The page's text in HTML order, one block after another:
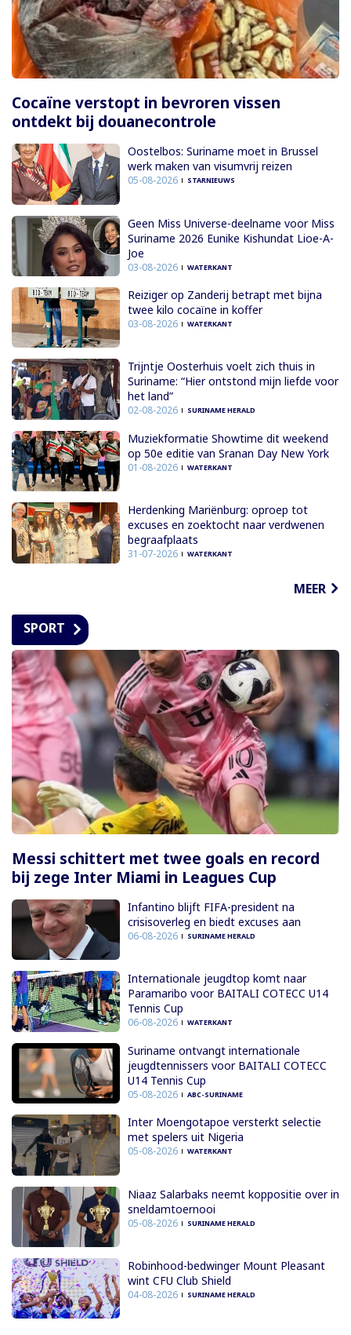
Cocaïne verstopt in bevroren vissen
ontdekt bij douanecontrole
Oostelbos: Suriname moet in Brussel
werk maken van visumvrij reizen
05-08-2026 STARNIEUWS
Geen Miss Universe-deelname voor Miss
Suriname 2026 Eunike Kishundat Lioe-A-
Joe
03-08-2026 WATERKANT
Reiziger op Zanderij betrapt met bijna
twee kilo cocaïne in koffer
03-08-2026 WATERKANT
Trijntje Oosterhuis voelt zich thuis in
Suriname: “Hier ontstond mijn liefde voor
het land”
02-08-2026 SURINAME HERALD
Muziekformatie Showtime dit weekend
op 50e editie van Sranan Day New York
01-08-2026 WATERKANT
Herdenking Mariënburg: oproep tot
excuses en zoektocht naar verdwenen
begraafplaats
31-07-2026 WATERKANT
MEER
SPORT
Messi schittert met twee goals en record
bij zege Inter Miami in Leagues Cup
Infantino blijft FIFA-president na
crisisoverleg en biedt excuses aan
06-08-2026 SURINAME HERALD
Internationale jeugdtop komt naar
Paramaribo voor BAITALI COTECC U14
Tennis Cup
06-08-2026 WATERKANT
Suriname ontvangt internationale
jeugdtennissers voor BAITALI COTECC
U14 Tennis Cup
05-08-2026 ABC-SURINAME
Inter Moengotapoe versterkt selectie
met spelers uit Nigeria
05-08-2026 WATERKANT
Niaaz Salarbaks neemt koppositie over in
sneldamtoernooi
05-08-2026 SURINAME HERALD
Robinhood-bedwinger Mount Pleasant
wint CFU Club Shield
04-08-2026 SURINAME HERALD